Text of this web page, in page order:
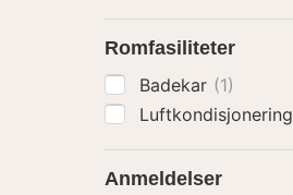
Romfasiliteter
Badekar (1)
Luftkondisjonering
Anmeldelser